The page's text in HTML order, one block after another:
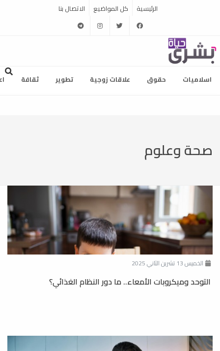
الرئيسية كل المواضيع الاتصال بنا
facebook
twitter
instagram
telegram
اسلاميات حقوق علاقات زوجية تطوير ثقافة
صحة وعلوم
الخميس 13 تشرين الثاني 2025
التوحد وميكروبات الأمعاء.. ما دور النظام الغذائي؟